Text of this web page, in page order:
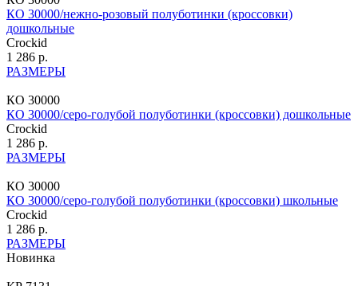
КО 30000/нежно-розовый полуботинки (кроссовки)
дошкольные
Crockid
1 286 р.
РАЗМЕРЫ
КО 30000
КО 30000/серо-голубой полуботинки (кроссовки) дошкольные
Crockid
1 286 р.
РАЗМЕРЫ
КО 30000
КО 30000/серо-голубой полуботинки (кроссовки) школьные
Crockid
1 286 р.
РАЗМЕРЫ
Новинка